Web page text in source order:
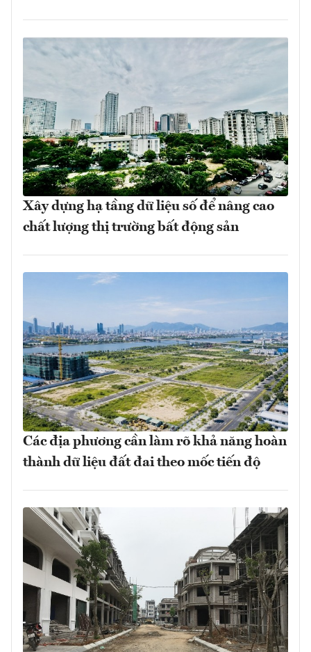
Xây dựng hạ tầng dữ liệu số để nâng cao
chất lượng thị trường bất động sản
Các địa phương cần làm rõ khả năng hoàn
thành dữ liệu đất đai theo mốc tiến độ